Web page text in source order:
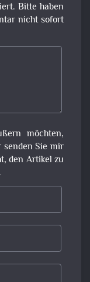
Bitte haben
nicht sofort
möchten,
Sie mir
den Artikel zu